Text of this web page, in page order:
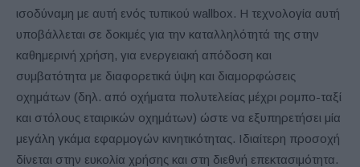
ισοδύναμη με αυτή ενός τυπικού wallbox. Η τεχνολογία αυτή
υποβάλλεται σε δοκιμές για την καταλληλότητά της στην
καθημερινή χρήση, για ενεργειακή απόδοση και
συμβατότητα με διαφορετικά ύψη και διαμορφώσεις
οχημάτων (δηλ. από οχήματα πολυτελείας μέχρι ρομπο-ταξί
και στόλους εταιρικών οχημάτων) ώστε να εξυπηρετήσει μία
μεγάλη γκάμα εφαρμογών κινητικότητας. Ιδιαίτερη προσοχή
δίνεται στην ευκολία χρήσης και στη διεθνή επεκτασιμότητα.